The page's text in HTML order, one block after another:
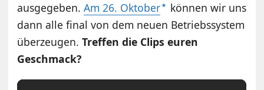
ausgegeben.Am 26. Oktober
können wir uns
dann alle final von dem neuen Betriebssystem
überzeugen.Treffen die Clips euren
Geschmack?